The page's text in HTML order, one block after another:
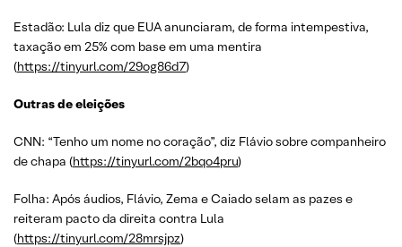
Estadão: Lula diz que EUA anunciaram, de forma intempestiva,
taxação em 25% com base em uma mentira
(https://tinyurl.com/29og86d7)
Outras de eleições
CNN: “Tenho um nome no coração”, diz Flávio sobre companheiro
de chapa (https://tinyurl.com/2bqo4pru)
Folha: Após áudios, Flávio, Zema e Caiado selam as pazes e
reiteram pacto da direita contra Lula
(https://tinyurl.com/28mrsjpz)